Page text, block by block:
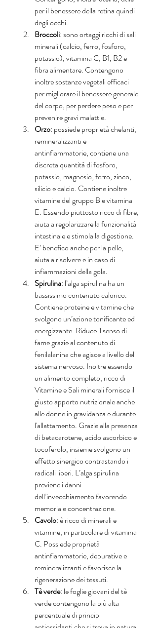
per il benessere della retina quindi
degli occhi.
Broccoli: sono ortaggi ricchi di sali
minerali (calcio, ferro, fosforo,
potassio), vitamina C, B1, B2 e
fibra alimentare. Contengono
inoltre sostanze vegetali efficaci
per migliorare il benessere generale
del corpo, per perdere peso e per
prevenire gravi malattie.
Orzo: possiede proprietà chelanti,
remineralizzanti e
antinfiammatorie, contiene una
discreta quantità di fosforo,
potassio, magnesio, ferro, zinco,
silicio e calcio. Contiene inoltre
vitamine del gruppo B e vitamina
E. Essendo piuttosto ricco di fibre,
aiuta a regolarizzare la funzionalità
intestinale e stimola la digestione.
E’ benefico anche per la pelle,
aiuta a risolvere e in caso di
infiammazioni della gola.
Spirulina: l’alga spirulina ha un
bassissimo contenuto calorico.
Contiene proteine e vitamine che
svolgono un’azione tonificante ed
energizzante. Riduce il senso di
fame grazie al contenuto di
fenilalanina che agisce a livello del
sistema nervoso. Inoltre essendo
un alimento completo, ricco di
Vitamine e Sali minerali fornisce il
giusto apporto nutrizionale anche
alle donne in gravidanza e durante
l'allattamento. Grazie alla presenza
di betacarotene, acido ascorbico e
tocoferolo, insieme svolgono un
effetto sinergico contrastando i
radicali liberi. L’alga spirulina
previene i danni
dell’invecchiamento favorendo
memoria e concentrazione.
Cavolo: è ricco di minerali e
vitamine, in particolare di vitamina
C. Possiede proprietà
antinfiammatorie, depurative e
remineralizzanti e favorisce la
rigenerazione dei tessuti.
Tè verde: le foglie giovani del tè
verde contengono la più alta
percentuale di principi